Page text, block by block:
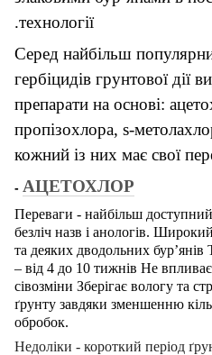
технології.
Серед найбільш
гербіцидів грунтової дії
препарати на основі:
пропізохлора, s-
кожний із них має свої
- АЦЕТОХЛОР
Переваги - найбільш
безліч назв і анологів. Широкий
та деяких дводольних бур’янів
– від 4 до 10 тижнів Не
сівозміни Зберігає вологу та
ґрунту завдяки зменшенню
обробок.
Недоліки - короткий період